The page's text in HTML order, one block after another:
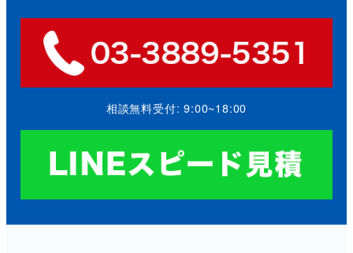
相談無料受付: 9:00~18:00